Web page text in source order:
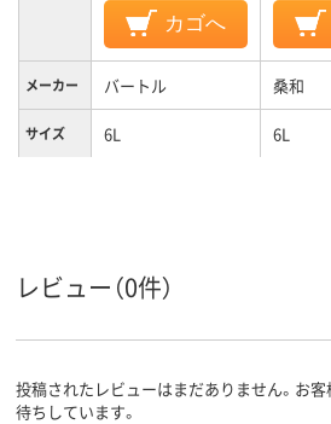
カゴへ
メーカー バートル 桑和
サイズ 6L 6L
レビュー（0件）
投稿されたレビューはまだありません。お
待ちしています。